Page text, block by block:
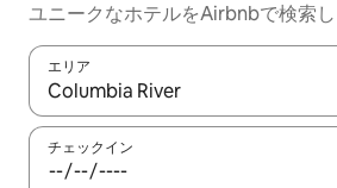
ユニークなホ⁠テ⁠ル⁠をAirbnb⁠で検⁠索⁠
エリア
検索結果が表示されたら、上下の矢
チェックイン